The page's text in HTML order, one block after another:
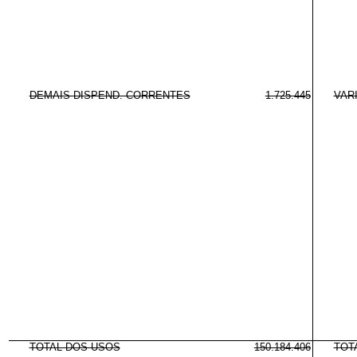
DEMAIS DISPEND. CORRENTES 1.725.445
TOTAL DOS USOS 150.184.406